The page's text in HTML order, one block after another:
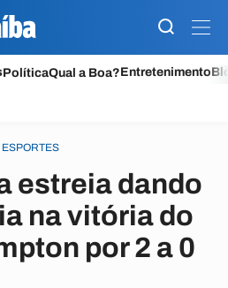
PolíticaQual a Boa?Entretenimento
ESPORTES
estreia dando
na vitória do
por 2 a 0